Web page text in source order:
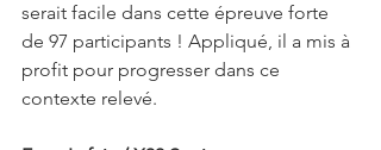
serait facile dans cette épreuve forte
de 97 participants ! Appliqué, il a mis à
profit pour progresser dans ce
contexte relevé.